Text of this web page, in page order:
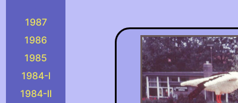
1987
1986
1985
1984-I
1984-II